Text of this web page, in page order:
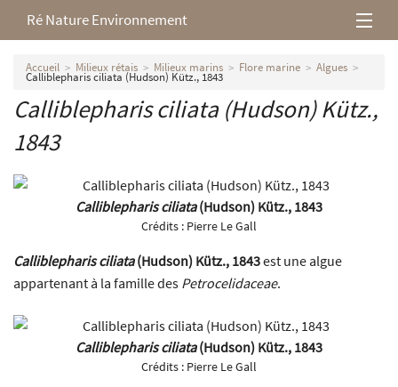
Ré Nature Environnement
L’association
Milieux rétais
Nos parutions
Accueil Milieux rétais Milieux marins Flore marine Algues
Calliblepharis ciliata (Hudson) Kütz., 1843
Calliblepharis ciliata (Hudson) Kütz.,
1843
Calliblepharis ciliata(Hudson) Kütz., 1843
Crédits : Pierre Le Gall
Calliblepharis ciliata(Hudson) Kütz., 1843est une algue
appartenant à la famille des Petrocelidaceae.
Calliblepharis ciliata(Hudson) Kütz., 1843
Crédits : Pierre Le Gall